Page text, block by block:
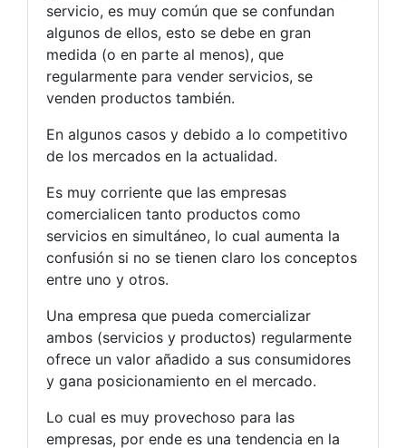
servicio, es muy común que se confundan
algunos de ellos, esto se debe en gran
medida (o en parte al menos), que
regularmente para vender servicios, se
venden productos también.
En algunos casos y debido a lo competitivo
de los mercados en la actualidad.
Es muy corriente que las empresas
comercialicen tanto productos como
servicios en simultáneo, lo cual aumenta la
confusión si no se tienen claro los conceptos
entre uno y otros.
Una empresa que pueda comercializar
ambos (servicios y productos) regularmente
ofrece un valor añadido a sus consumidores
y gana posicionamiento en el mercado.
Lo cual es muy provechoso para las
empresas, por ende es una tendencia en la